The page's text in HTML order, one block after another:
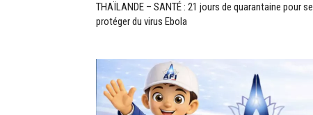
THAÏLANDE – SANTÉ : 21 jours de quarantaine pour se
protéger du virus Ebola